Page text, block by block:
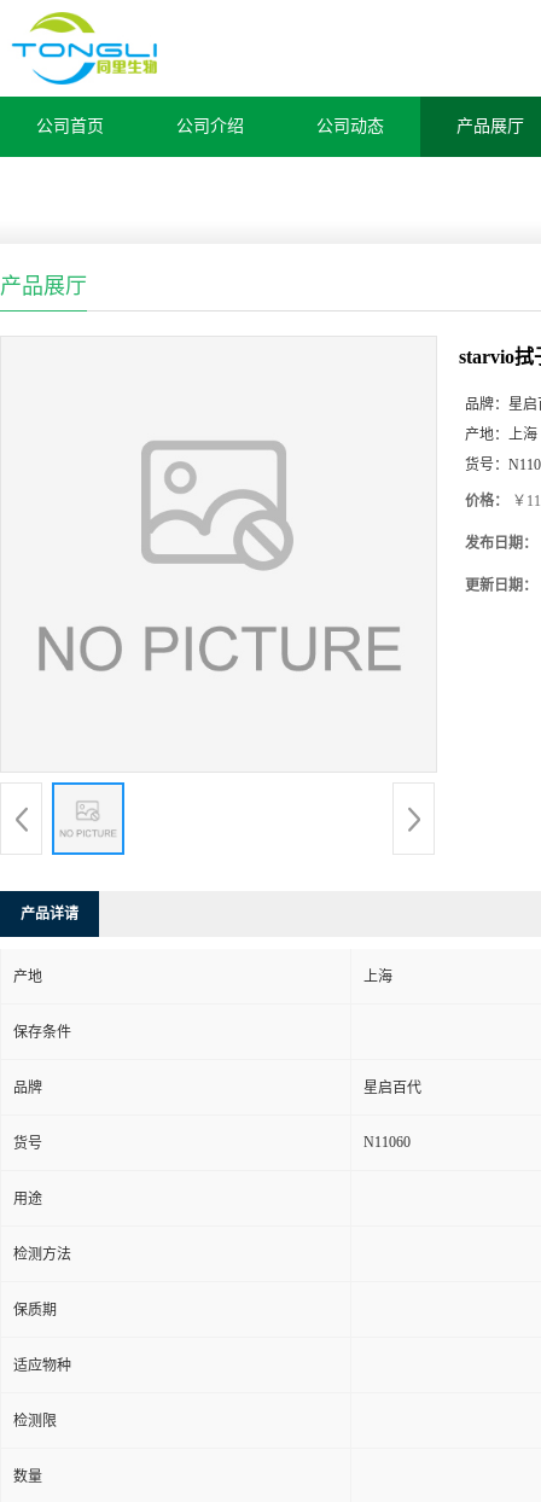
公司首页 公司介绍 公司动态 产品展厅
产品展厅
starvio拭
品牌： 星启
产地： 上海
货号：
价格： ￥
发布日期：
更新日期：
产品详请
产地 上海
保存条件
品牌 星启百代
货号 N11060
用途
检测方法
保质期
适应物种
检测限
数量